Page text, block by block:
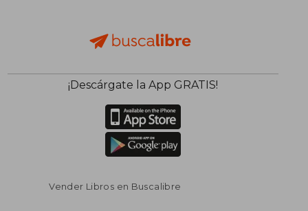
¡Descárgate la App GRATIS!
Vender Libros en Buscalibre